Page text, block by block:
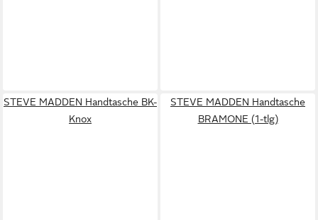
STEVE MADDEN Handtasche BK-
Knox
STEVE MADDEN Handtasche
BRAMONE (1-tlg)